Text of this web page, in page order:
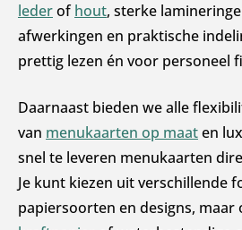
lederofhout, sterke
afwerkingen en praktische
prettig lezen én voor personeel
Daarnaast bieden we alle
van menukaarten op maaten
snel te leveren menukaarten
Je kunt kiezen uit verschillende
papiersoorten en designs, maar